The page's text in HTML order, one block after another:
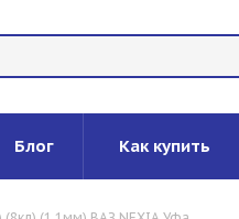
Блог Как купить